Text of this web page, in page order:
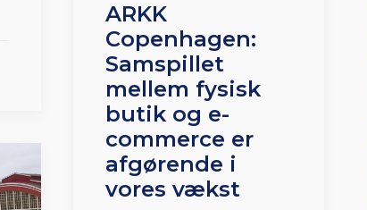
ARKK
Copenhagen:
Samspillet
mellem fysisk
butik og e-
commerce er
afgørende i
vores vækst